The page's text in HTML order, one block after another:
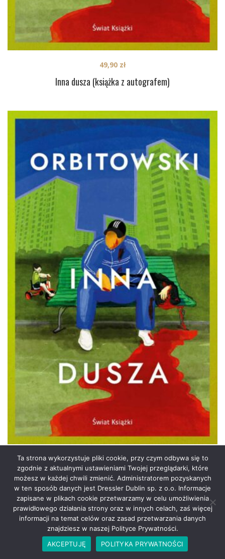
Inna dusza (książka z autografem)
49,90 zł
Inna dusza
49,90zł
PREV 1 2 3 4 …
6
NEXT
Ta strona wykorzystuje pliki cookie, przy czym odbywa się to
zgodnie z aktualnymi ustawieniami Twojej przeglądarki, które
możesz w każdej chwili zmienić. Administratorem pozyskanych
w ten sposób danych jest Dressler Dublin sp. z o.o. Informacje
zapisane w plikach cookie przetwarzamy w celu umożliwienia
prawidłowego działania strony oraz w innych celach, zaś więcej
informacji na temat celów oraz zasad przetwarzania danych
znajdziesz w naszej Polityce Prywatności.
AKCEPTUJĘ
POLITYKA PRYWATNOŚCI